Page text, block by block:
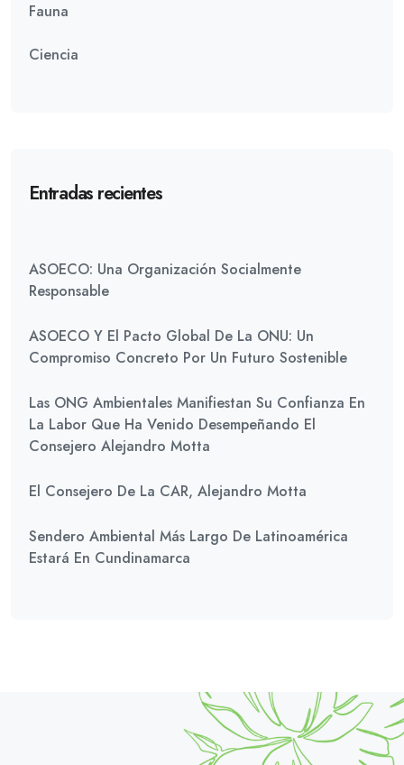
Fauna
Ciencia
Entradas recientes
ASOECO: Una Organización Socialmente
Responsable
ASOECO Y El Pacto Global De La ONU: Un
Compromiso Concreto Por Un Futuro Sostenible
Las ONG Ambientales Manifiestan Su Confianza En
La Labor Que Ha Venido Desempeñando El
Consejero Alejandro Motta
El Consejero De La CAR, Alejandro Motta
Sendero Ambiental Más Largo De Latinoamérica
Estará En Cundinamarca